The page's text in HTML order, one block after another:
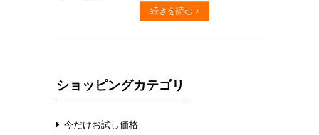
続きを読む
ショッピングカテゴリ
今だけお試し価格